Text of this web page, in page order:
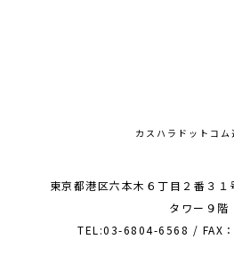
カスハラドットコム
東京都港区六本木６丁目２番３１
タワー９階
TEL:03-6804-6568 / FAX